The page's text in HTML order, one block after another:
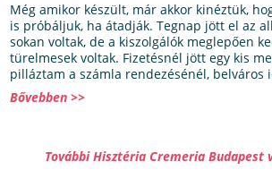
Még amikor készült, már akkor kinéztük,
is próbáljuk, ha átadják. Tegnap jött el az
sokan voltak, de a kiszolgálók meglepően
türelmesek voltak. Fizetésnél jött egy kis
pilláztam a számla rendezésénél, belváros
Bővebben >>
További Hisztéria Cremeria Budapest